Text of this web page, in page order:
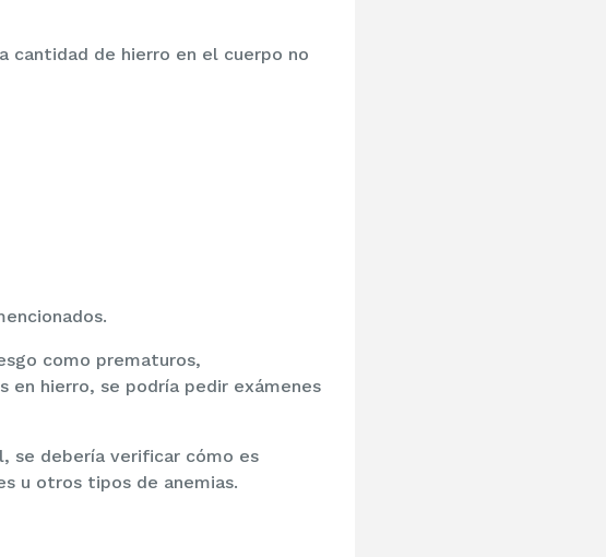
cantidad de hierro en el cuerpo no
como prematuros,
hierro, se podría pedir exámenes
se debería verificar cómo es
u otros tipos de anemias.